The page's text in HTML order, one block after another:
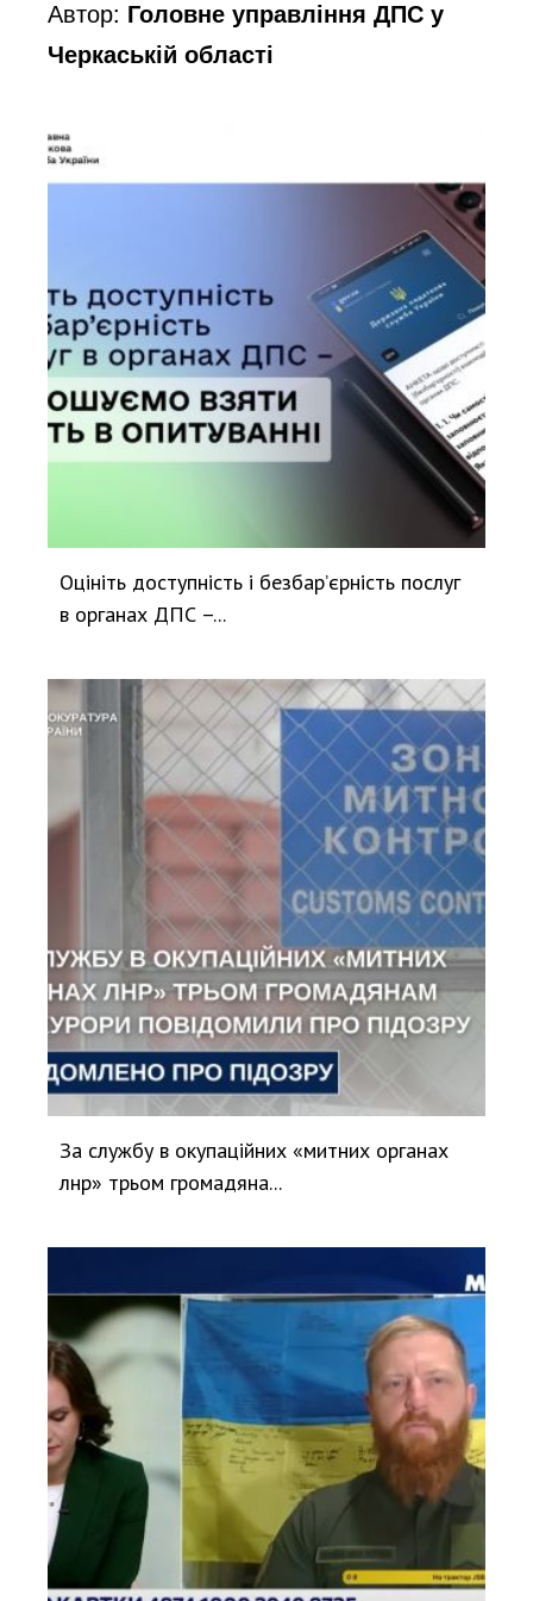
Автор: Головне управління ДПС у
Черкаській області
Оцініть доступність і безбар’єрність послуг
в органах ДПС –...
За службу в окупаційних «митних органах
лнр» трьом громадяна...